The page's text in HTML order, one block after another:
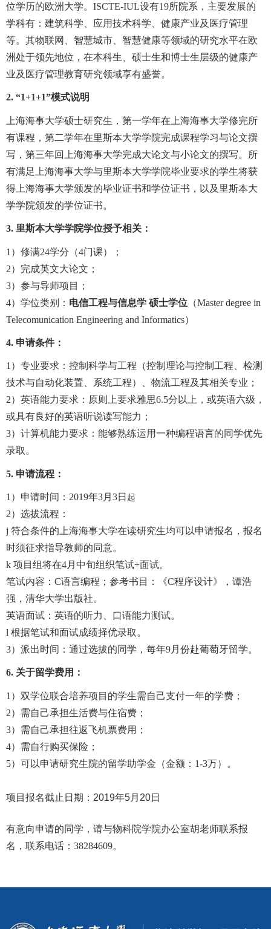
位学历的欧洲大学。 ISCTE-IUL设有19所院系，主要发展的
学科有：建筑科学、应用技术科学、健康产业及医疗管理
等。其物联网、智慧城市、智慧健康等领域的研究水平在欧
洲处于领先地位，在本科生、硕士生和博士生层级的健康产
业及医疗管理教育研究领域享有盛誉。
2. “1+1+1”模式说明
上海海事大学硕士研究生，第一学年在上海海事大学修完所
有课程，第二学年在里斯本大学学院完成课程学习与论文撰
写，第三年回上海海事大学完成大论文与小论文的撰写。所
有满足上海海事大学与里斯本大学学院毕业要求的学生将获
得上海海事大学颁发的毕业证书和学位证书，以及里斯本大
学学院颁发的学位证书。
3. 里斯本大学学院学位授予相关：
1 ）修满24学分（4门课）；
2）完成英文大论文；
3）参与导师项目；
4）学位类别： 电信工程与信息学 硕士学位 （Master degree in
Telecomunication Engineering and Informatics）
4. 申请条件：
1 ）专业要求：控制科学与工程（控制理论与控制工程、检测
技术与自动化装置、系统工程）、物流工程及其相关专业；
2）英语能力要求：原则上要求雅思6.5分以上，或英语六级，
或具有良好的英语听说读写能力；
3）计算机能力要求：能够熟练运用一种编程语言的同学优先
录取。
5. 申请流程：
1 ）申请时间：2019年3月3日 起
2）选拔流程：
j 符合条件的上海海事大学在读研究生均可以申请报名，报名
时须征求指导教师的同意。
k 项目组将在4月中旬组织笔试+面试。
笔试内容： C语言编程；参考书目：《C程序设计》，谭浩
强，清华大学出版社。
英语面试：英语的听力、口语能力测试。
l 根据笔试和面试成绩择优录取。
3）派出时间：通过选拔的同学，每年9月份赴葡萄牙留学。
6. 关于留学费用：
1 ）双学位联合培养项目的学生需自己支付一年的学费；
2）需自己承担生活费与住宿费；
3）需自己承担往返飞机票费用；
4）需自行购买保险；
5）可以申请研究生院的留学助学金（金额： 1-3万）。
项目报名截止日期：2019年5月20日
有意向申请的同学，请与物科院学院办公室胡老师联系报
名，联系电话： 38284609。